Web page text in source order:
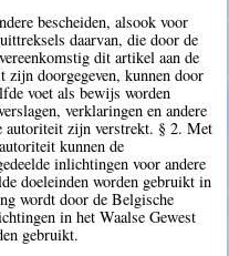
bescheiden, alsook voor
daarvan, die door de
dit artikel aan de
zijn doorgegeven, kunnen door
voet als bewijs worden
verklaringen en andere
autoriteit zijn verstrekt. § 2. Met
kunnen de
inlichtingen voor andere
doeleinden worden gebruikt in
wordt door de Belgische
in het Waalse Gewest
gebruikt.